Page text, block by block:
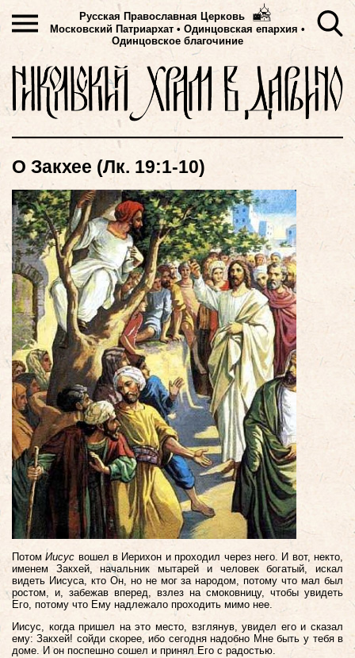
Русская Православная Церковь
Московский Патриархат • Одинцовская епархия •
Одинцовское благочиние
О Закхее (Лк. 19:1-10)
ПотомИисус вошел в Иерихон и проходил через него.
И вот, некто,
именем Закхей, начальник мытарей и человек богатый, искал
видеть Иисуса, кто Он, но не мог за народом, потому что мал был
ростом, и, забежав вперед, взлез на смоковницу, чтобы увидеть
Его, потому что Ему надлежало проходить мимо нее.
Иисус, когда пришел на это место, взглянув, увидел его и сказал
ему: Закхей! сойди скорее, ибо сегодня надобно Мне быть у тебя в
доме. И он поспешно сошел и принял Его с радостью.